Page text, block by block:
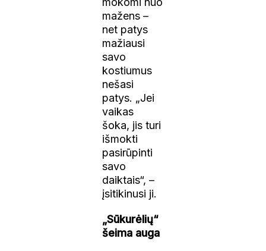
mažens –
net patys
mažiausi
savo
kostiumus
nešasi
patys. „Jei
vaikas
šoka, jis turi
išmokti
pasirūpinti
savo
daiktais“, –
įsitikinusi ji.
„Sūkurėlių“
šeima auga